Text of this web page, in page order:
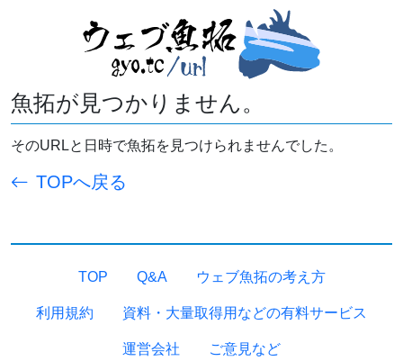
魚拓が見つかりません。
そのURLと日時で魚拓を見つけられませんでした。
TOPへ戻る
TOP Q&A ウェブ魚拓の考え方
利用規約 資料・大量取得用などの有料サービス
運営会社 ご意見など